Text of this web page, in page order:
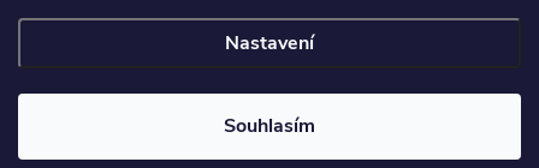
Nastavení
Souhlasím
Copyright 2026BOVRAM.cz. Všechna práva vyhrazena.